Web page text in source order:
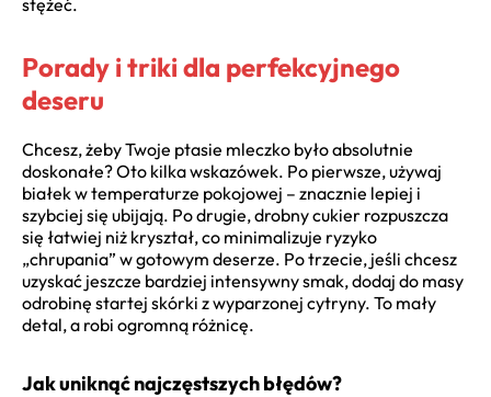
Porady i triki dla perfekcyjnego
deseru
Chcesz, żeby Twoje ptasie mleczko było absolutnie
doskonałe? Oto kilka wskazówek. Po pierwsze, używaj
białek w temperaturze pokojowej – znacznie lepiej i
szybciej się ubijają. Po drugie, drobny cukier rozpuszcza
się łatwiej niż kryształ, co minimalizuje ryzyko
„chrupania” w gotowym deserze. Po trzecie, jeśli chcesz
uzyskać jeszcze bardziej intensywny smak, dodaj do masy
odrobinę startej skórki z wyparzonej cytryny. To mały
detal, a robi ogromną różnicę.
Jak uniknąć najczęstszych błędów?